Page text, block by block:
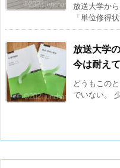
放送大学か
「単位修得
放送大学
今は耐え
どうもこの
でいない。